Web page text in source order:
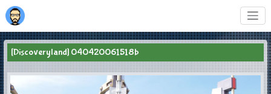
[Discoveryland] 040420061518b